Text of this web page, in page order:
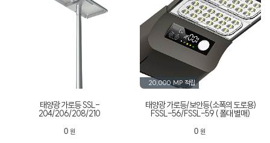
태양광 가로등 SSL-
204/206/208/210
0원
20,000 MP 적립
태양광 가로등/보안등(소폭의 도로용)
FSSL-56/FSSL-59 ( 폴대 별매)
0 원